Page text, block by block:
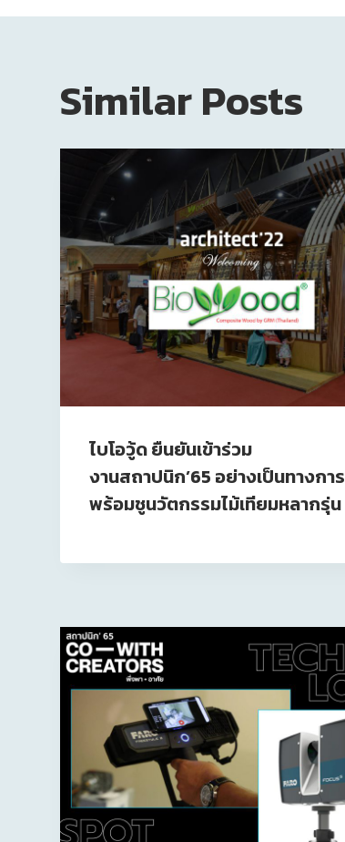
Similar Posts
ไบโอวู้ด ยืนยันเข้าร่วม
งานสถาปนิก’65 อย่างเป็นทางการ
พร้อมชูนวัตกรรมไม้เทียมหลากรุ่น